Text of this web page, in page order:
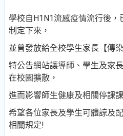
學校自H1N1流感疫情流行後
制定下來，
並曾發放給全校學生家長【傳
特公告網站讓導師、學生及家
在校園擴散，
進而影響師生健康及相關停課
希望各位家長及學生可體諒及
相關規定!